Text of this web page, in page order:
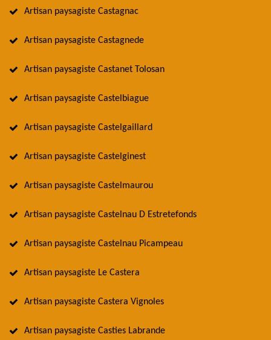
Artisan paysagiste Castagnac
Artisan paysagiste Castagnede
Artisan paysagiste Castanet Tolosan
Artisan paysagiste Castelbiague
Artisan paysagiste Castelgaillard
Artisan paysagiste Castelginest
Artisan paysagiste Castelmaurou
Artisan paysagiste Castelnau D Estretefonds
Artisan paysagiste Castelnau Picampeau
Artisan paysagiste Le Castera
Artisan paysagiste Castera Vignoles
Artisan paysagiste Casties Labrande